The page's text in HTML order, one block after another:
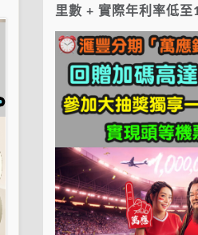
里數 + 實際年利率低至